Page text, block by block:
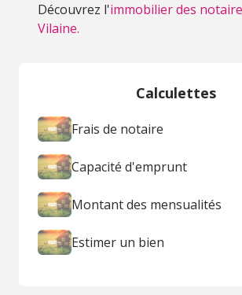
Découvrez l'immobilier des
Vilaine.
Calculettes
Frais de notaire
Capacité d'emprunt
Montant des mensualités
Estimer un bien